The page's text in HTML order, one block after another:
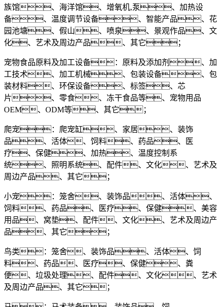
族馆、海洋馆、增氧机,泵、加热设
备、温度调节设备、智能产品、花
园池塘、假山、喷泉、景观作品、文
化、艺术及周边产品、其它；
宠物食品原料及加工设备：原料及添加剂、加
工技术、加工机械、包装设备、包
装材料、环保设备、标签、芯
片、零食、冻干食品等、宠物用品
OEM、ODM等、其它；
爬宠：爬宠缸、家居、装饰
品、活体、饲料、药品、医
疗、保健、加热、温度控制系
统、照明系统、配件、文化、艺术及
周边产品、其它；
小宠：笼舍、装饰品、活体、
饲料、药品、医疗、保健、美容
用品、窝垫、配件、文化、艺术及周边产
品、其它；
鸟类：笼舍、装饰品、活体、饲
料、药品、医疗、保健、粪
便、垃圾处理、配件、文化、艺术
及周边产品、其它；